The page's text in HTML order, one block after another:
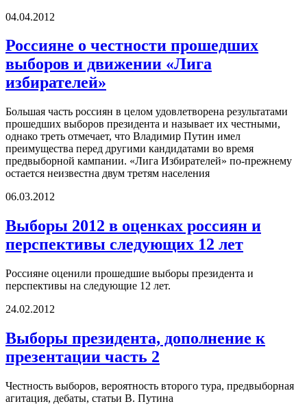
04.04.2012
Россияне о честности прошедших
выборов и движении «Лига
избирателей»
Большая часть россиян в целом удовлетворена результатами
прошедших выборов президента и называет их честными,
однако треть отмечает, что Владимир Путин имел
преимущества перед другими кандидатами во время
предвыборной кампании. «Лига Избирателей» по-прежнему
остается неизвестна двум третям населения
06.03.2012
Выборы 2012 в оценках россиян и
перспективы следующих 12 лет
Россияне оценили прошедшие выборы президента и
перспективы на следующие 12 лет.
24.02.2012
Выборы президента, дополнение к
презентации часть 2
Честность выборов, вероятность второго тура, предвыборная
агитация, дебаты, статьи В. Путина